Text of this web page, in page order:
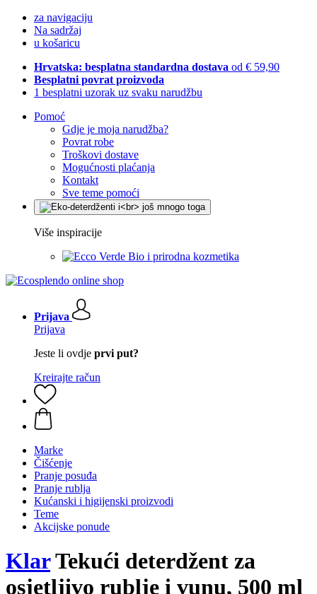
za navigaciju
Na sadržaj
u košaricu
Hrvatska: besplatna standardna dostava od € 59,90
Besplatni povrat proizvoda
1 besplatni uzorak uz svaku narudžbu
Pomoć
Gdje je moja narudžba?
Povrat robe
Troškovi dostave
Mogućnosti plaćanja
Kontakt
Sve teme pomoći
Više inspiracije
Bio i prirodna kozmetika
Prijava
Prijava
Jeste li ovdje prvi put?
Kreirajte račun
Marke
Čišćenje
Pranje posuđa
Pranje rublja
Kućanski i higijenski proizvodi
Teme
Akcijske ponude
KlarTekući deterdžent za
osjetljivo rublje i vunu, 500 ml